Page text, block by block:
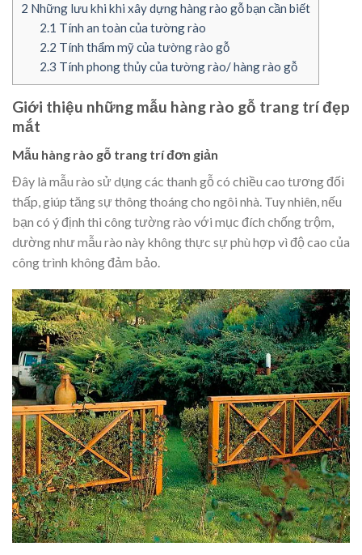
2 Những lưu khi khi xây dựng hàng rào gỗ bạn cần biết
2.1 Tính an toàn của tường rào
2.2 Tính thẩm mỹ của tường rào gỗ
2.3 Tính phong thủy của tường rào/ hàng rào gỗ
Giới thiệu những mẫu hàng rào gỗ trang trí đẹp
mắt
Mẫu hàng rào gỗ trang trí đơn giản
Đây là mẫu rào sử dụng các thanh gỗ có chiều cao tương đối
thấp, giúp tăng sự thông thoáng cho ngôi nhà. Tuy nhiên, nếu
bạn có ý định thi công tường rào với mục đích chống trộm,
dường như mẫu rào này không thực sự phù hợp vì độ cao của
công trình không đảm bảo.